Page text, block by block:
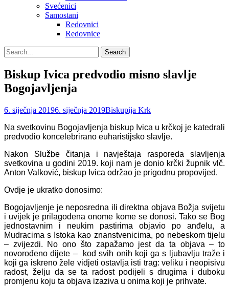
Svećenici
Samostani
Redovnici
Redovnice
Search
Search
for:
Biskup Ivica predvodio misno slavlje
Bogojavljenja
Posted
6. siječnja 20196. siječnja 2019Author
Biskupija Krk
Na svetkovinu Bogojavljenja biskup Ivica u krčkoj je katedrali
predvodio koncelebrirano euharistijsko slavlje.
Nakon Službe čitanja i navještaja rasporeda slavljenja
svetkovina u godini 2019. koji nam je donio krčki župnik vlč.
Anton Valković, biskup Ivica održao je prigodnu propovijed.
Ovdje je ukratko donosimo:
Bogojavljenje je neposredna ili direktna objava Božja svijetu
i uvijek je prilagođena onome kome se donosi. Tako se Bog
jednostavnim i neukim pastirima objavio po anđelu, a
Mudracima s Istoka kao znanstvenicima, po nebeskom tijelu
– zvijezdi. No ono što zapažamo jest da ta objava – to
novorođeno dijete – kod svih onih koji ga s ljubavlju traže i
koji ga iskreno žele vidjeti ostavlja isti trag: veliku i neopisivu
radost, želju da se ta radost podijeli s drugima i duboku
promjenu koju ta objava izaziva u onima koji je prihvate.